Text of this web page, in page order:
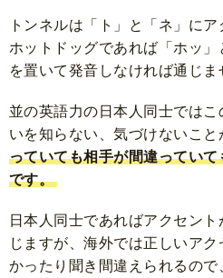
トンネルは「ト」と「ネ」にア
ホットドッグであれば「ホッ」
を置いて発音しなければ通じま
並の英語力の日本人同士では
いを知らない、気づけないこと
っていても相手が間違ってい
です。
日本人同士であればアクセン
じますが、海外では正しいア
かったり聞き間違えられるの